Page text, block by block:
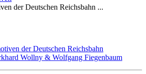
der Deutschen Reichsbahn ...